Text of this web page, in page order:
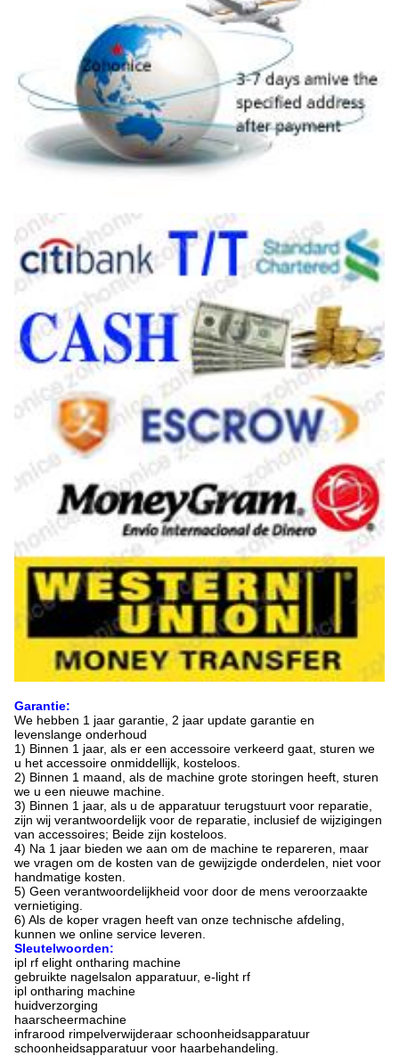
Garantie:
We hebben 1 jaar garantie, 2 jaar update garantie en
levenslange onderhoud
1) Binnen 1 jaar, als er een accessoire verkeerd gaat, sturen we
u het accessoire onmiddellijk, kosteloos.
2) Binnen 1 maand, als de machine grote storingen heeft, sturen
we u een nieuwe machine.
3) Binnen 1 jaar, als u de apparatuur terugstuurt voor reparatie,
zijn wij verantwoordelijk voor de reparatie, inclusief de wijzigingen
van accessoires; Beide zijn kosteloos.
4) Na 1 jaar bieden we aan om de machine te repareren, maar
we vragen om de kosten van de gewijzigde onderdelen, niet voor
handmatige kosten.
5) Geen verantwoordelijkheid voor door de mens veroorzaakte
vernietiging.
6) Als de koper vragen heeft van onze technische afdeling,
kunnen we online service leveren.
Sleutelwoorden:
ipl rf elight ontharing machine
gebruikte nagelsalon apparatuur, e-light rf
ipl ontharing machine
huidverzorging
haarscheermachine
infrarood rimpelverwijderaar schoonheidsapparatuur
schoonheidsapparatuur voor haarbehandeling.